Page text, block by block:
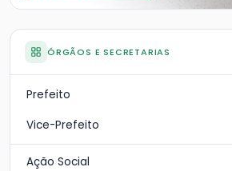
ÓRGÃOS E SECRETARIAS
Prefeito
Vice-Prefeito
Ação Social